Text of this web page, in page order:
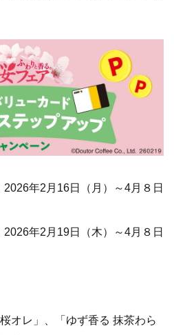
2026年2月16日（月）～4月８日
2026年2月19日（木）～4月８日
桜オレ」、「ゆず香る 抹茶わら